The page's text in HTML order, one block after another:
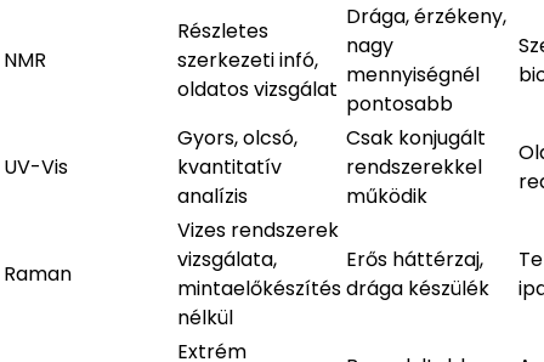
NMR
Részletes
szerkezeti infó,
oldatos vizsgálat
Drága, érzékeny,
nagy
mennyiségnél
pontosabb
UV-Vis
Gyors, olcsó,
kvantitatív
analízis
Csak konjugált
rendszerekkel
működik
Raman
Vizes rendszerek
vizsgálata,
mintaelőkészítés
nélkül
Erős háttérzaj,
drága készülék
Extrém